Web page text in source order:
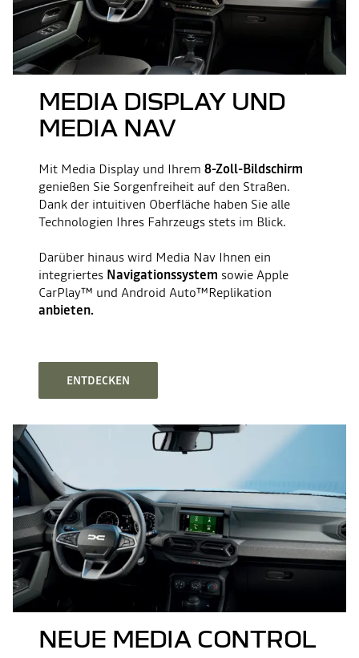
MEDIA DISPLAY UND
MEDIA NAV
Mit Media Display und Ihrem 8-Zoll-Bildschirm
genießen Sie Sorgenfreiheit auf den Straßen.
Dank der intuitiven Oberfläche haben Sie alle
Technologien Ihres Fahrzeugs stets im Blick.
Darüber hinaus wird Media Nav Ihnen ein
integriertes Navigationssystem sowie Apple
CarPlay™ und Android Auto™Replikation
anbieten.
ENTDECKEN
NEUE MEDIA CONTROL